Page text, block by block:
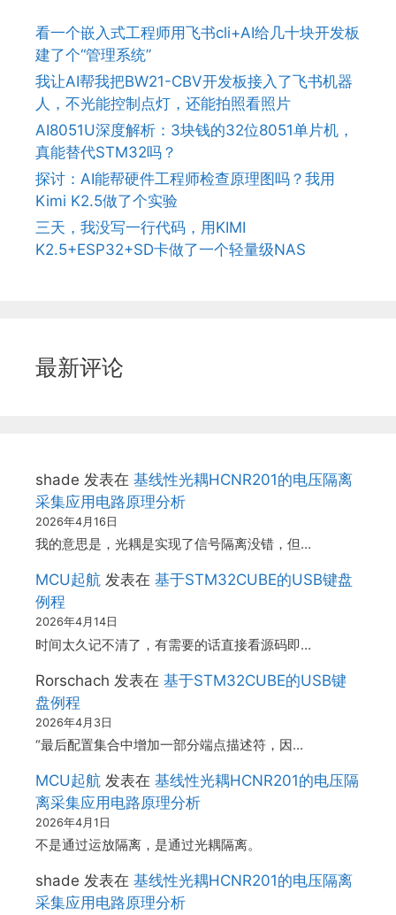
看一个嵌入式工程师用飞书cli+AI给几十块开发板
建了个“管理系统”
我让AI帮我把BW21-CBV开发板接入了飞书机器
人，不光能控制点灯，还能拍照看照片
AI8051U深度解析：3块钱的32位8051单片机，
真能替代STM32吗？
探讨：AI能帮硬件工程师检查原理图吗？我用
Kimi K2.5做了个实验
三天，我没写一行代码，用KIMI
K2.5+ESP32+SD卡做了一个轻量级NAS
最新评论
shade 发表在 基线性光耦HCNR201的电压隔离
采集应用电路原理分析
2026年4月16日
我的意思是，光耦是实现了信号隔离没错，但…
MCU起航 发表在 基于STM32CUBE的USB键盘
例程
2026年4月14日
时间太久记不清了，有需要的话直接看源码即…
Rorschach 发表在 基于STM32CUBE的USB键
盘例程
2026年4月3日
“最后配置集合中增加一部分端点描述符，因…
MCU起航 发表在 基线性光耦HCNR201的电压隔
离采集应用电路原理分析
2026年4月1日
不是通过运放隔离，是通过光耦隔离。
shade 发表在 基线性光耦HCNR201的电压隔离
采集应用电路原理分析